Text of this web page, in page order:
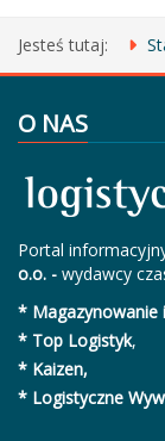
Jesteś tutaj:
O NAS
Portal
o.o. - wydawcy
* Magazynowanie
* Top Logistyk,
* Kaizen,
* Logistyczne